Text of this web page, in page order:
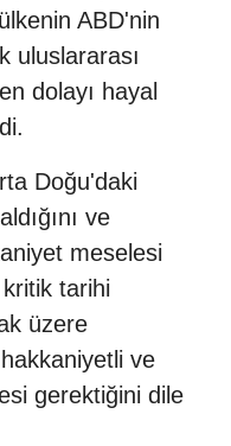
ABD'nin
uluslararası
dolayı hayal
Doğu'daki
ve
meselesi
tarihi
üzere
ve
gerektiğini dile